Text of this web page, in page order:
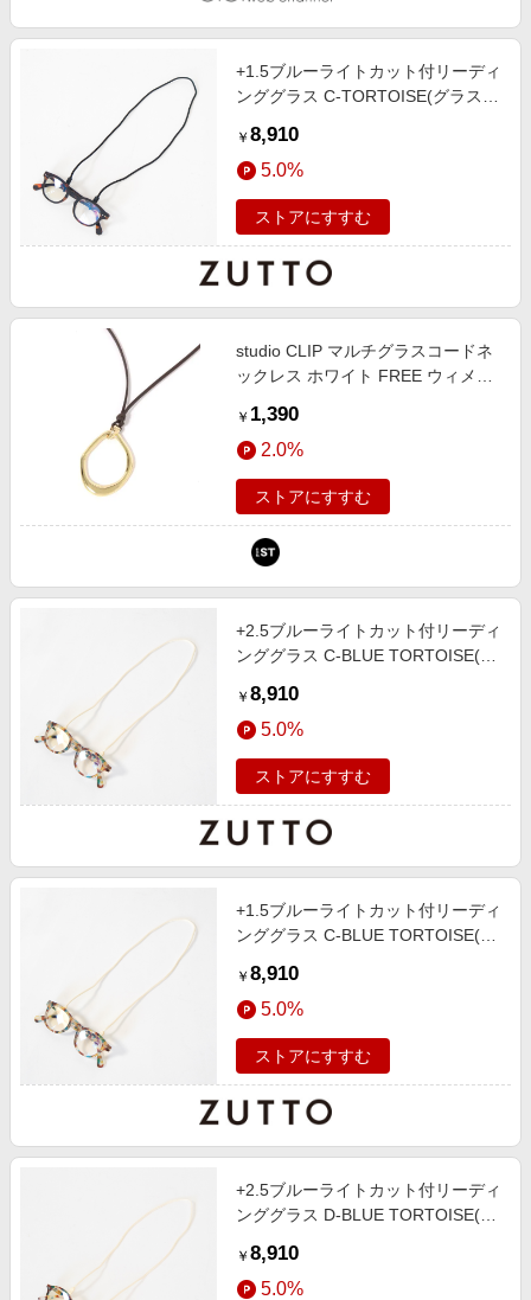
+1.5ブルーライトカット付リーディ
ンググラス C-TORTOISE(グラスコ
￥ 8,910
5.0%
ストアにすすむ
studio CLIP マルチグラスコードネ
ックレス ホワイト FREE ウィメン
and ST アンドエスティ（旧ドット
エスティ）
￥ 1,390
2.0%
ストアにすすむ
+2.5ブルーライトカット付リーディ
ンググラス C-BLUE TORTOISE(グ
￥ 8,910
5.0%
ストアにすすむ
+1.5ブルーライトカット付リーディ
ンググラス C-BLUE TORTOISE(グ
￥ 8,910
5.0%
ストアにすすむ
+2.5ブルーライトカット付リーディ
ンググラス D-BLUE TORTOISE(グ
￥ 8,910
5.0%